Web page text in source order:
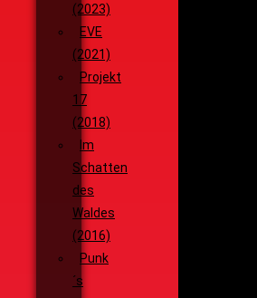
(2023)
EVE
(2021)
Projekt
17
(2018)
Im
Schatten
des
Waldes
(2016)
Punk
´s